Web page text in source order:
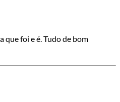
que foi e é. Tudo de bom